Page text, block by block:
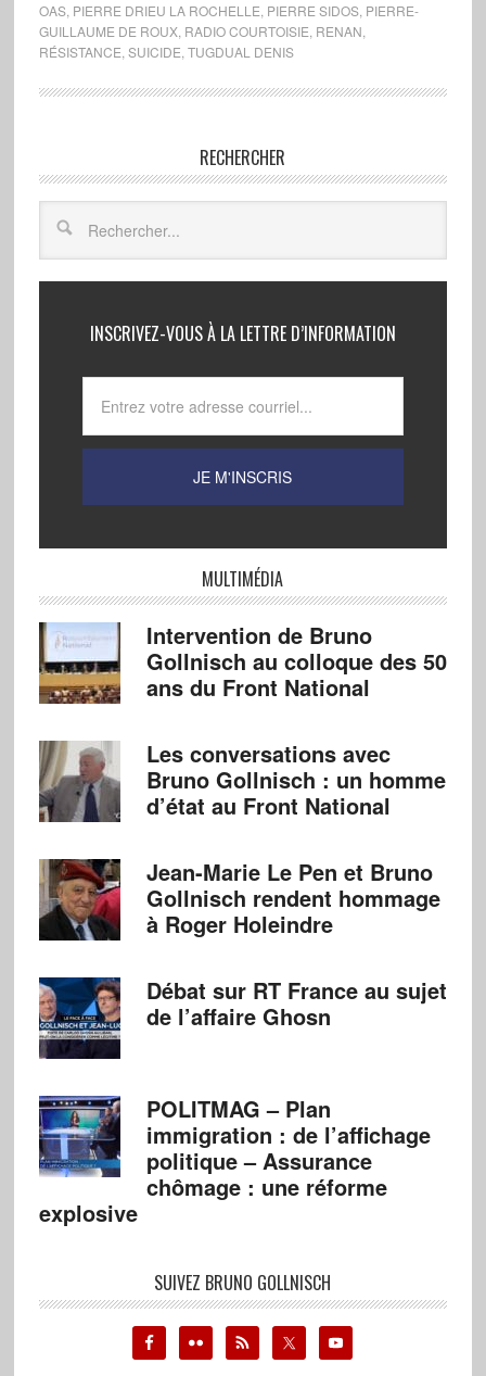
OAS, PIERRE DRIEU LA ROCHELLE PIERRE SIDOS, PIERRE-
GUILLAUME DE ROUX, RADIO COURTOISIE RENAN
RÉSISTANCE SUICIDE TUGDUAL DENIS
RECHERCHER
INSCRIVEZ-VOUS À LA LETTRE D’INFORMATION
MULTIMÉDIA
Intervention de Bruno
Gollnisch au colloque des 50
ans du Front National
Les conversations avec
Bruno Gollnisch : un homme
d’état au Front National
Jean-Marie Le Pen et Bruno
Gollnisch rendent hommage
à Roger Holeindre
Débat sur RT France au sujet
de l’affaire Ghosn
POLITMAG – Plan
immigration : de l’affichage
politique – Assurance
chômage : une réforme
explosive
SUIVEZ BRUNO GOLLNISCH